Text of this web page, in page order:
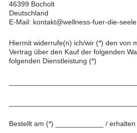
46399 Bocholt
Deutschland
E-Mail: kontakt@wellness-fuer-die-
Hiermit widerrufe(n) ich/wir (*) den von
Vertrag über den Kauf der folgenden
folgenden Dienstleistung (*)
Bestellt am (*) ____________ /